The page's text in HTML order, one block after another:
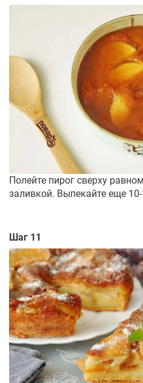
Полейте пирог сверху
заливкой. Выпекайте еще
Шаг 11